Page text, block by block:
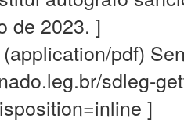
de 2023. ]
(application/pdf)
sdleg-
]